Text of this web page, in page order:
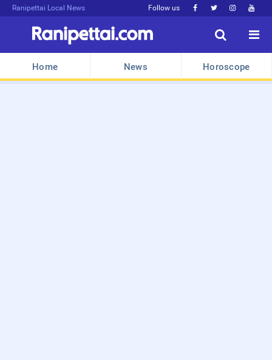
Ranipettai Local News Follow us    


Home News Horoscope